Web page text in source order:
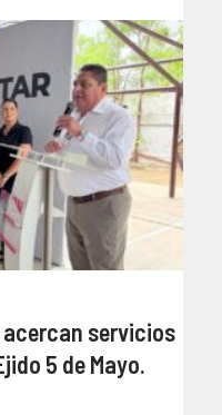
servicios
5 de Mayo.